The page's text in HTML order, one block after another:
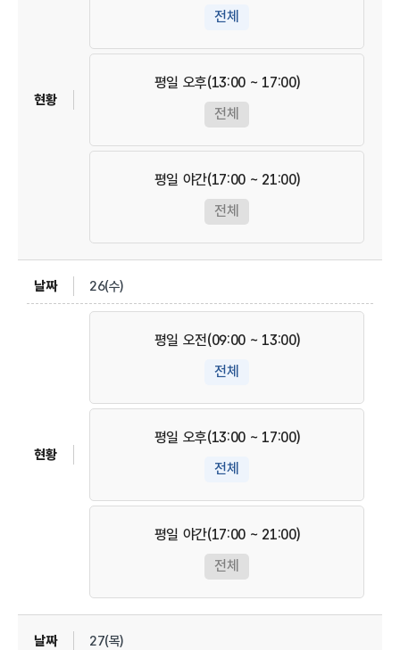
전체
평일 오후(13:00 ~ 17:00)
전체
평일 야간(17:00 ~ 21:00)
전체
26(수)
평일 오전(09:00 ~ 13:00)
전체
평일 오후(13:00 ~ 17:00)
전체
평일 야간(17:00 ~ 21:00)
전체
27(목)